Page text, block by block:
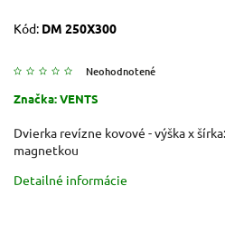
Kód: DM 250X300
Neohodnotené
Značka:VENTS
Dvierka revízne kovové - výška x
magnetkou
Detailné informácie